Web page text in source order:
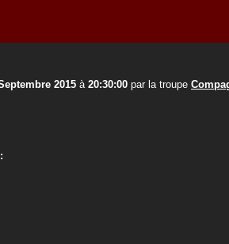
2015 à 20:30:00 par la troupe